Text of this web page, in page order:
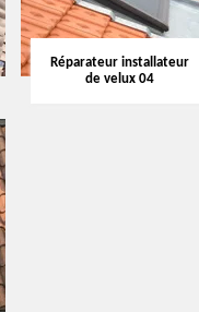
Réparateur installateur
de velux 04